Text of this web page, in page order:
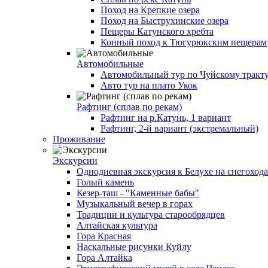
Поход на Крепкие озера
Поход на Быструхинские озера
Пещеры Катунского хребта
Конный поход к Тюгурюкским пещерам
Автомобильные
Автомобильный тур по Чуйскому
Авто тур на плато Укок
Рафтинг (сплав по рекам)
Рафтинг на р.Катунь, 1 вариант
Рафтинг, 2-й вариант (экстремальный)
Проживание
Экскурсии
Однодневная экскурсия к Белухе на
Голый камень
Кезер-таш - "Каменные бабы"
Музыкальный вечер в горах
Традиции и культура старообрядцев
Алтайская культура
Гора Красная
Наскальные рисунки Куйлу
Гора Алтайка